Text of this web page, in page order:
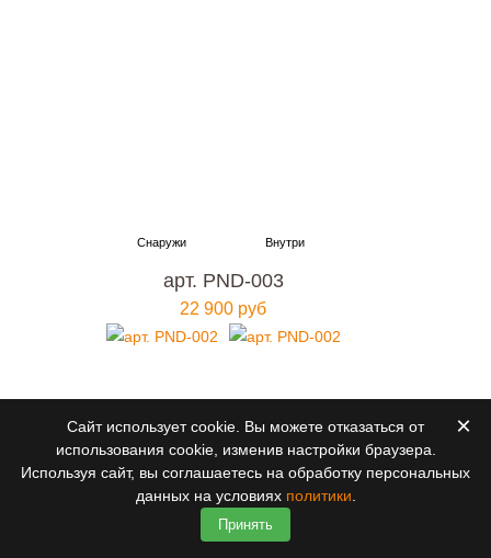
арт. PND-003
22 900 руб
Сайт использует cookie. Вы можете отказаться от
использования cookie, изменив настройки браузера.
Используя сайт, вы соглашаетесь на обработку персональных
данных на условиях политики
Принять
×